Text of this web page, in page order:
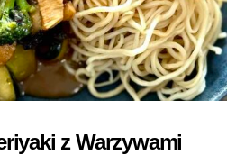
z Warzywami